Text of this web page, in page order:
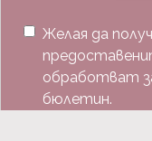
Желая да
обработват
бюлетин.